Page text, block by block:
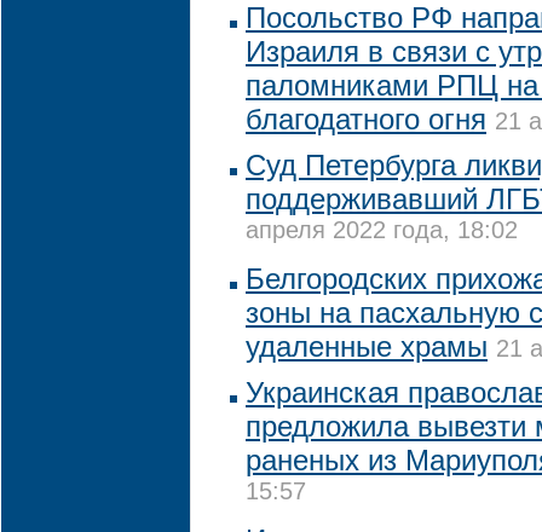
Посольство РФ
Израиля в связи с
паломниками РПЦ на
благодатного огня 21
Суд Петербурга
поддерживавший
апреля 2022 года, 18:02
Белгородских
зоны на пасхальную
удаленные храмы 21
Украинская
предложила вывезти
раненых из
15:57